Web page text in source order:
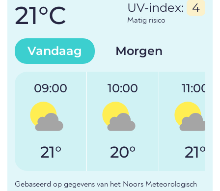
21°C UV-index: 4
Matig risico
Vandaag Morgen
09:00
21°
10:00
20°
11:00
21°
Gebaseerd op gegevens van het Noors Meteorologisch